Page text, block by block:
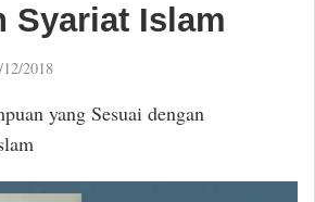
Syariat Islam
2018
yang Sesuai dengan